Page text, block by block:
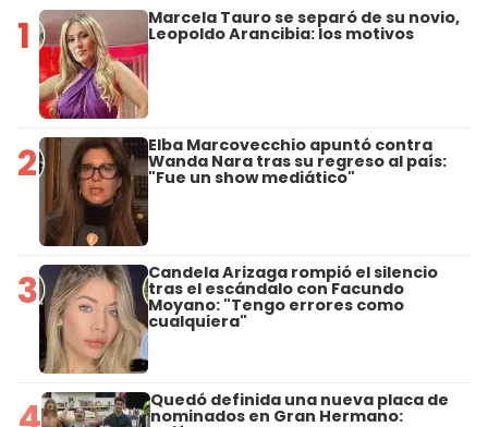
1 Marcela Tauro se separó de su novio,
Leopoldo Arancibia: los motivos
2 Elba Marcovecchio apuntó contra
Wanda Nara tras su regreso al país:
"Fue un show mediático"
3 Candela Arizaga rompió el silencio
tras el escándalo con Facundo
Moyano: "Tengo errores como
cualquiera"
Quedó definida una nueva placa de
nominados en Gran Hermano: